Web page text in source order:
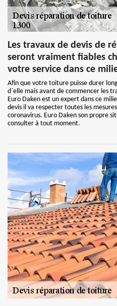
Les travaux de devis de
seront vraiment fiables
votre service dans ce
Afin que votre toiture puisse durer
d`elle mais avant de commencer les
Euro Daken est un expert dans ce
devis il va respecter toutes les
coronavirus. Euro Daken son propre
consulter à tout moment.